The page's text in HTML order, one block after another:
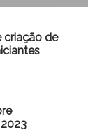
criação de